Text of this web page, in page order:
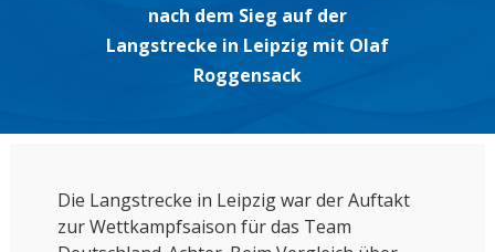
nach dem Sieg auf der
Langstrecke in Leipzig mit Olaf
Roggensack
Die Langstrecke in Leipzig war der Auftakt
zur Wettkampfsaison für das Team